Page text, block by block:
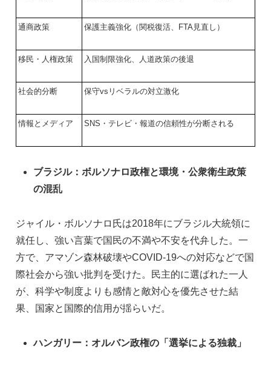
通商政策 保護主義強化（関税復活、FTA見直し）
移民・人権政策 入国制限強化、人道政策の後退
社会的分断 保守vsリベラルの対立激化
情報とメディア SNS・テレビ・報道の信頼性が分断される
ブラジル：ボルソナロ政権と環境・公衆衛生政策
の混乱
ジャイル・ボルソナロ氏は2018年にブラジル大統領に
就任し、強い言葉で国民の不満や不安を代弁した。一
方で、アマゾン森林破壊やCOVID-19への対応などで国
際社会から強い批判を受けた。民主的に選ばれた一人
が、科学や制度よりも感情と敵対心を優先させた結
果、国家と国際的信用が揺らいだ。
ハンガリー：オルバン政権の「選挙による独裁」